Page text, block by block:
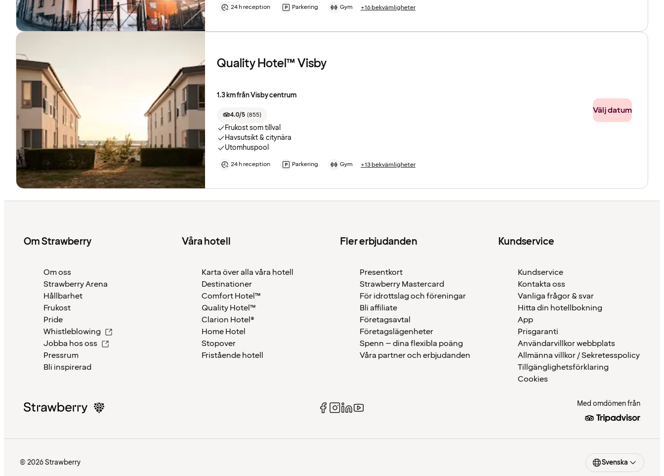
24 h reception Parkering Gym +16 bekvämligheter
Quality Hotel™ Visby
1.3 km från Visby centrum
4.0/5 (855)
Frukost som tillval
Havsutsikt & citynära
Utomhuspool
24 h reception Parkering Gym +13 bekvämligheter
Välj datum
Om Strawberry
Om oss
Strawberry Arena
Hållbarhet
Frukost
Pride
Whistleblowing
Jobba hos oss
Pressrum
Bli inspirerad
Våra hotell
Karta över alla våra hotell
Destinationer
Comfort Hotel™
Quality Hotel™
Clarion Hotel®
Home Hotel
Stopover
Fristående hotell
Fler erbjudanden
Presentkort
Strawberry Mastercard
För idrottslag och föreningar
Bli affiliate
Företagsavtal
Företagslägenheter
Spenn – dina flexibla poäng
Våra partner och erbjudanden
Kundservice
Kundservice
Kontakta oss
Vanliga frågor & svar
Hitta din hotellbokning
App
Prisgaranti
Användarvillkor webbplats
Allmänna villkor / Sekretesspolicy
Tillgänglighetsförklaring
Cookies
Med omdömen från
© 2026 Strawberry Svenska